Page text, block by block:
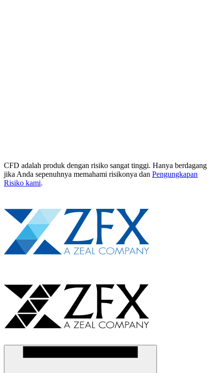
CFD adalah produk dengan risiko sangat tinggi. Hanya berdagang
jika Anda sepenuhnya memahami risikonya dan Pengungkapan
Risiko kami.